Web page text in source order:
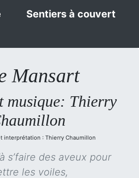
Sentiers à couvert
Mansart
musique: Thierry
interprétation : Thierry Chaumillon
s’faire des aveux pour
les voiles,